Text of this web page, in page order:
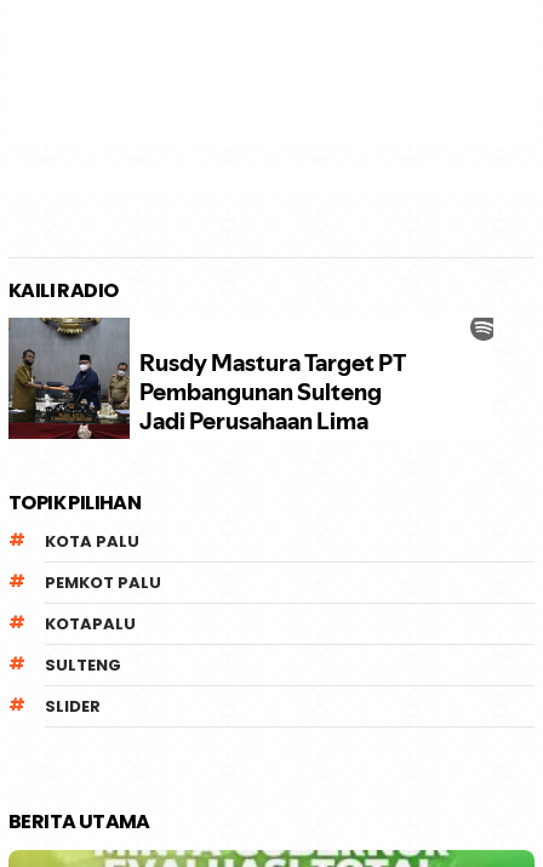
KAILI RADIO
TOPIK PILIHAN
KOTA PALU
PEMKOT PALU
KOTAPALU
SULTENG
SLIDER
BERITA UTAMA